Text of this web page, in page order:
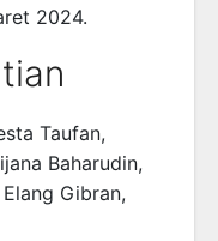
2024.
Taufan,
Baharudin,
Gibran,